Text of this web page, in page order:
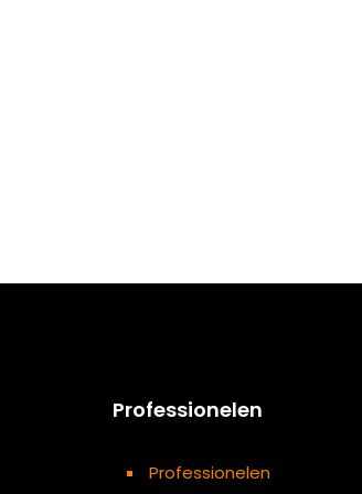
Professionelen
Professionelen